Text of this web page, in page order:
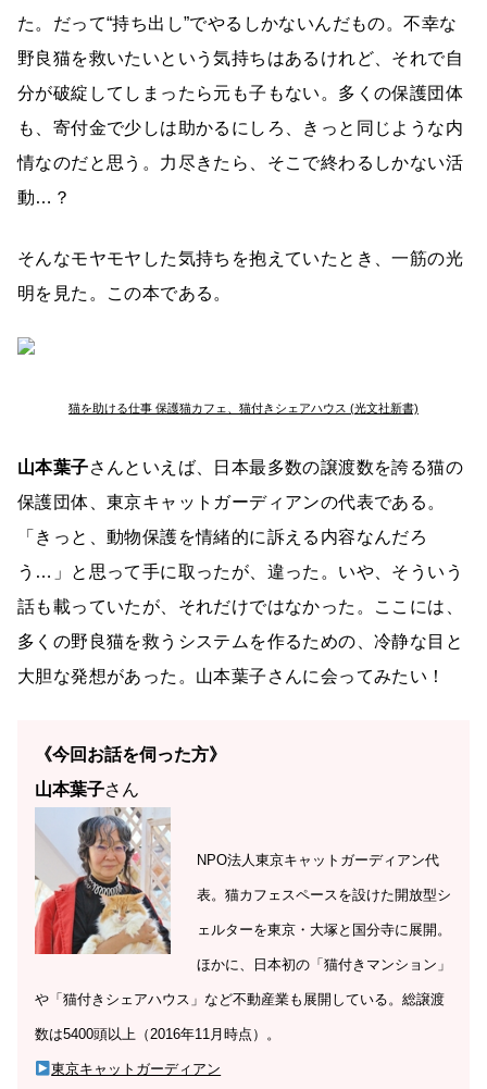
た。だって“持ち出し”でやるしかないんだもの。不幸な
野良猫を救いたいという気持ちはあるけれど、それで自
分が破綻してしまったら元も子もない。多くの保護団体
も、寄付金で少しは助かるにしろ、きっと同じような内
情なのだと思う。力尽きたら、そこで終わるしかない活
動…？
そんなモヤモヤした気持ちを抱えていたとき、一筋の光
明を見た。この本である。
猫を助ける仕事 保護猫カフェ、猫付きシェアハウス (光文社新書)
山本葉子さんといえば、日本最多数の譲渡数を誇る猫の
保護団体、東京キャットガーディアンの代表である。
「きっと、動物保護を情緒的に訴える内容なんだろ
う…」と思って手に取ったが、違った。いや、そういう
話も載っていたが、それだけではなかった。ここには、
多くの野良猫を救うシステムを作るための、冷静な目と
大胆な発想があった。山本葉子さんに会ってみたい！
《今回お話を伺った方》
山本葉子さん
NPO法人東京キャットガーディアン代
表。猫カフェスペースを設けた開放型シ
ェルターを東京・大塚と国分寺に展開。
ほかに、日本初の「猫付きマンション」
や「猫付きシェアハウス」など不動産業も展開している。総譲渡
数は5400頭以上（2016年11月時点）。
東京キャットガーディアン